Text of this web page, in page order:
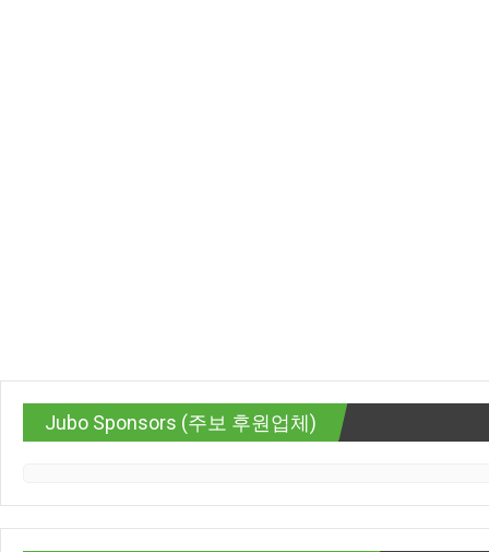
Jubo Sponsors (주보 후원업체)